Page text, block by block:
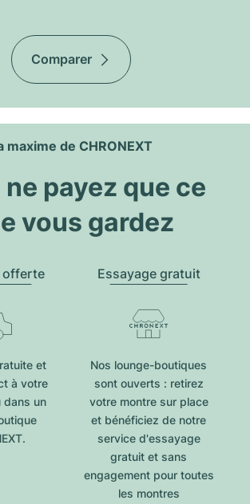
Comparer
maxime de CHRONEXT
payez que ce
vous gardez
offerte
et
à votre
dans un
Essayage gratuit
Nos lounge-boutiques
sont ouverts : retirez
votre montre sur place
et bénéficiez de notre
service d'essayage
gratuit et sans
engagement pour toutes
les montres